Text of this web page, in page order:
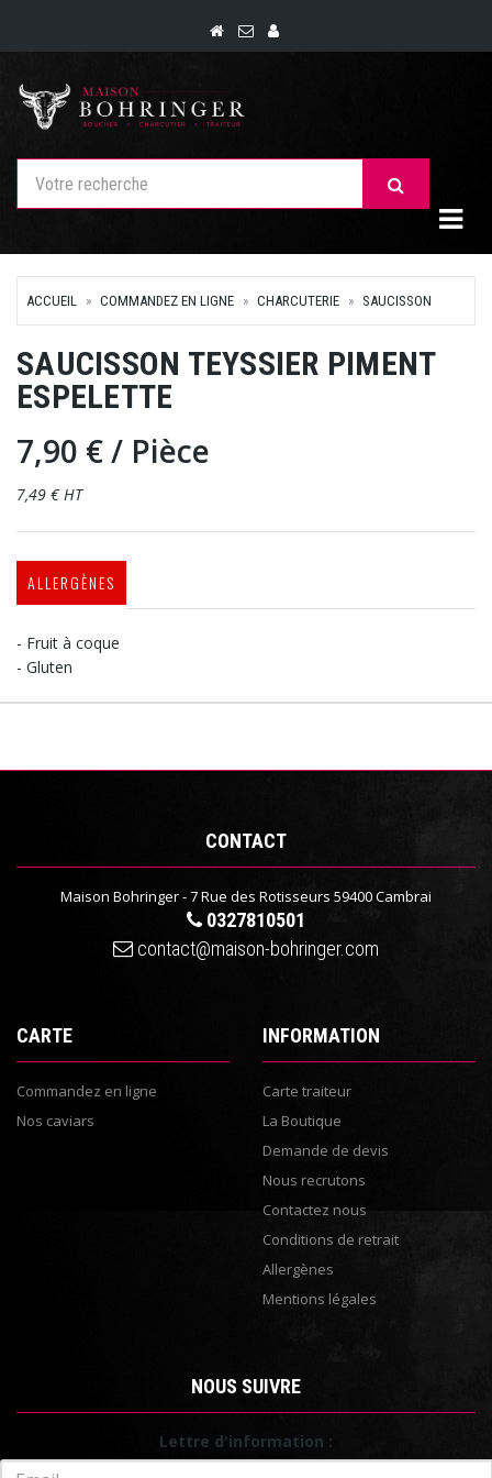
ACCUEIL COMMANDEZ EN LIGNE CHARCUTERIE SAUCISSON
SAUCISSON TEYSSIER PIMENT
ESPELETTE
7,90 €/ Pièce
7,49 € HT
ALLERGÈNES
- Fruit à coque
- Gluten
CONTACT
Maison Bohringer - 7 Rue des Rotisseurs 59400 Cambrai
0327810501
contact@maison-bohringer.com
CARTE
Commandez en ligne
Nos caviars
INFORMATION
Carte traiteur
La Boutique
Demande de devis
Nous recrutons
Contactez nous
Conditions de retrait
Allergènes
Mentions légales
NOUS SUIVRE
Lettre d'information :